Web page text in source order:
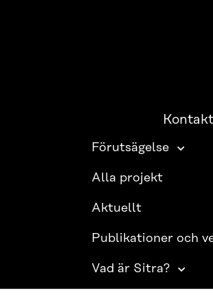
Förutsägelse
Alla projekt
Aktuellt
Publikationer och
Vad är Sitra?